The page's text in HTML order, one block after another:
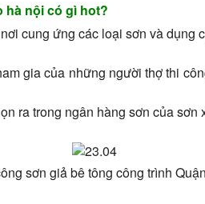
nội có gì hot?
cung ứng các loại sơn và
gia của những người thợ thi
ra trong ngân hàng sơn của
sơn giả bê tông công trình